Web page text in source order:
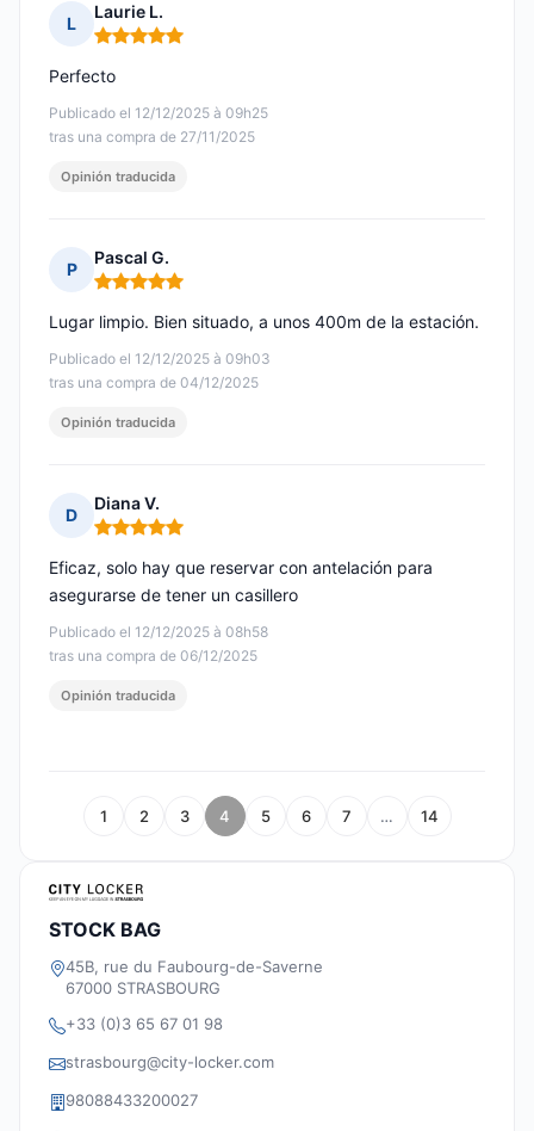
L
Laurie L.
Nota: 5 de 5
Publicado el 12/12/2025 à 09h25
tras una compra de 27/11/2025
Perfecto
Opinión traducida
P
Pascal G.
Nota: 5 de 5
Publicado el 12/12/2025 à 09h03
tras una compra de 04/12/2025
Lugar limpio. Bien situado, a unos 400m de la estación.
Opinión traducida
D
Diana V.
Nota: 5 de 5
Publicado el 12/12/2025 à 08h58
tras una compra de 06/12/2025
Eficaz, solo hay que reservar con antelación para
asegurarse de tener un casillero
Opinión traducida
1 2 3 4 5 6 7 … 14
STOCK BAG
45B, rue du Faubourg-de-Saverne
67000 STRASBOURG
+33 (0)3 65 67 01 98
strasbourg@city-locker.com
98088433200027